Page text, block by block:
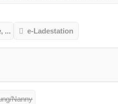
... e-Ladestation
Nanny